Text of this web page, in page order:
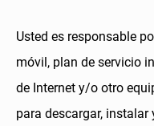
Usted es responsable
móvil, plan de servicio
de Internet y/o otro
para descargar,